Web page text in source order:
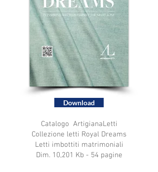
Download
Catalogo ArtigianaLetti
Collezione letti Royal Dreams
Letti imbottiti matrimoniali
Dim. 10,201 Kb - 54 pagine